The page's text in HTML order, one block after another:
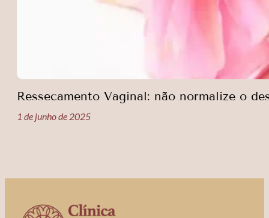
Ressecamento Vaginal: não normalize o
1 de junho de 2025